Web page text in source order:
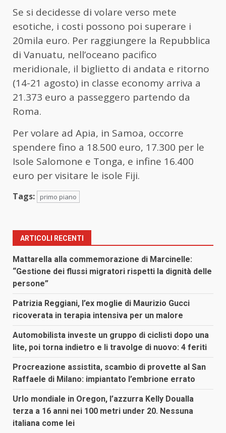
Se si decidesse di volare verso mete
esotiche, i costi possono poi superare i
20mila euro. Per raggiungere la Repubblica
di Vanuatu, nell’oceano pacifico
meridionale, il biglietto di andata e ritorno
(14-21 agosto) in classe economy arriva a
21.373 euro a passeggero partendo da
Roma.
Per volare ad Apia, in Samoa, occorre
spendere fino a 18.500 euro, 17.300 per le
Isole Salomone e Tonga, e infine 16.400
euro per visitare le isole Fiji.
Tags: primo piano
ARTICOLI RECENTI
Mattarella alla commemorazione di Marcinelle:
“Gestione dei flussi migratori rispetti la dignità delle
persone”
Patrizia Reggiani, l’ex moglie di Maurizio Gucci
ricoverata in terapia intensiva per un malore
Automobilista investe un gruppo di ciclisti dopo una
lite, poi torna indietro e li travolge di nuovo: 4 feriti
Procreazione assistita, scambio di provette al San
Raffaele di Milano: impiantato l’embrione errato
Urlo mondiale in Oregon, l’azzurra Kelly Doualla
terza a 16 anni nei 100 metri under 20. Nessuna
italiana come lei